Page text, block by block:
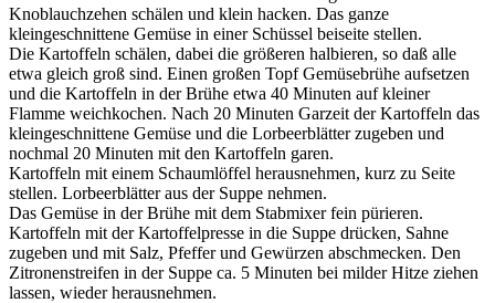
Knoblauchzehen schälen und klein hacken. Das ganze
kleingeschnittene Gemüse in einer Schüssel beiseite stellen.
Die Kartoffeln schälen, dabei die größeren halbieren, so daß alle
etwa gleich groß sind. Einen großen Topf Gemüsebrühe aufsetzen
und die Kartoffeln in der Brühe etwa 40 Minuten auf kleiner
Flamme weichkochen. Nach 20 Minuten Garzeit der Kartoffeln das
kleingeschnittene Gemüse und die Lorbeerblätter zugeben und
nochmal 20 Minuten mit den Kartoffeln garen.
Kartoffeln mit einem Schaumlöffel herausnehmen, kurz zu Seite
stellen. Lorbeerblätter aus der Suppe nehmen.
Das Gemüse in der Brühe mit dem Stabmixer fein pürieren.
Kartoffeln mit der Kartoffelpresse in die Suppe drücken, Sahne
zugeben und mit Salz, Pfeffer und Gewürzen abschmecken. Den
Zitronenstreifen in der Suppe ca. 5 Minuten bei milder Hitze ziehen
lassen, wieder herausnehmen.